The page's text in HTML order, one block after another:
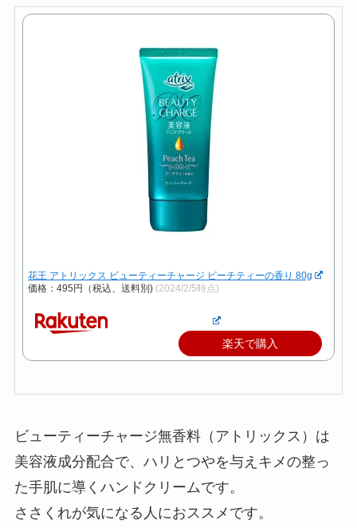
花王 アトリックス ビューティーチャージ ピーチティーの香り 80g
価格：495円（税込、送料別) (2024/2/5時点)
楽天で購入
ビューティーチャージ無香料（アトリックス）は
美容液成分配合で、ハリとつやを与えキメの整っ
た手肌に導くハンドクリームです。
ささくれが気になる人におススメです。